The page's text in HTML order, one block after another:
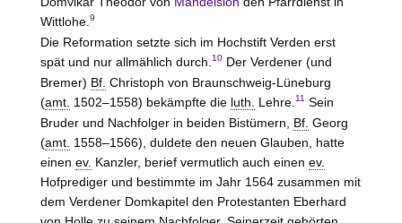
Wittlohe. 9
Die Reformation setzte sich im Hochstift Verden erst
spät und nur allmählich durch. 10Der Verdener (und
Bremer) Bf. Christoph von Braunschweig-Lüneburg
(amt. 1502–1558) bekämpfte die luth. Lehre. 11 Sein
Bruder und Nachfolger in beiden Bistümern, Bf. Georg
(amt. 1558–1566), duldete den neuen Glauben, hatte
einen ev. Kanzler, berief vermutlich auch einen ev.
Hofprediger und bestimmte im Jahr 1564 zusammen mit
dem Verdener Domkapitel den Protestanten Eberhard